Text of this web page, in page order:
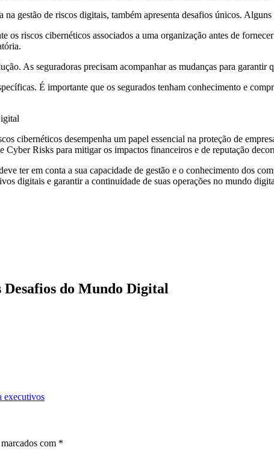
gestão de riscos digitais, também apresenta desafios únicos.
os riscos cibernéticos associados a uma organização antes de
As seguradoras precisam acompanhar as mudanças para garantir
É importante que os segurados tenham conhecimento e
cibernéticos desempenha um papel essencial na proteção de
Risks para mitigar os impactos financeiros e de reputação
ter em conta a sua capacidade de gestão e o conhecimento dos
digitais e garantir a continuidade de suas operações no mundo
Desafios do Mundo Digital
executivos
com *